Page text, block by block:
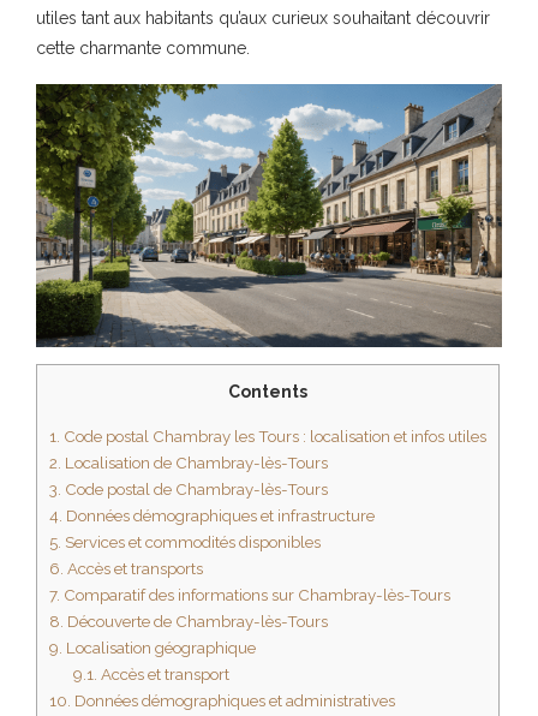
utiles tant aux habitants qu’aux curieux souhaitant découvrir
cette charmante commune.
Contents
1. Code postal Chambray les Tours : localisation et infos utiles
2. Localisation de Chambray-lès-Tours
3. Code postal de Chambray-lès-Tours
4. Données démographiques et infrastructure
5. Services et commodités disponibles
6. Accès et transports
7. Comparatif des informations sur Chambray-lès-Tours
8. Découverte de Chambray-lès-Tours
9. Localisation géographique
9.1. Accès et transport
10. Données démographiques et administratives